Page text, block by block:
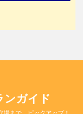
ンガイド